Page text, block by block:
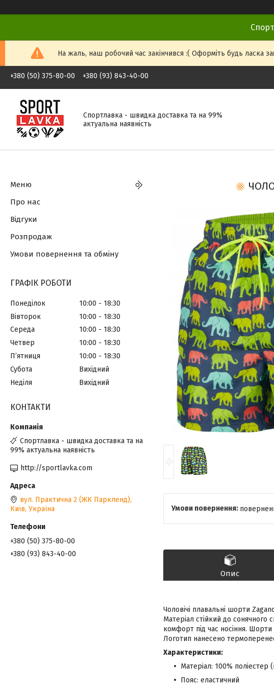
На жаль, наш робочий час закінчився :( Оформіть будь ласка
+380 (50) 375-80-00 +380 (93) 843-40-00
Спортлавка - швидка доставка та на 99%
актуальна наявність
Опис
Чоловічі плавальні шорти
Матеріал стійкий до сонячного
комфорт під час носіння. Шорти
Логотип нанесено
Характеристики:
Матеріал: 100% поліестер
Пояс: еластичний
Меню
Про нас
Відгуки
Розпродаж
Умови повернення та обміну
ГРАФІК РОБОТИ
Понеділок 10:00
18:30
Вівторок
10:00
18:30
Середа
10:00
18:30
Четвер
10:00
18:30
Пʼятниця
10:00
18:30
Субота
Вихідний
Неділя
Вихідний
КОНТАКТИ
Спортлавка - швидка доставка та на
99% актуальна наявність
http://sportlavka.com
вул. Практична 2 (ЖК Паркленд),
Київ, Україна
+380 (50) 375-80-00
+380 (93) 843-40-00